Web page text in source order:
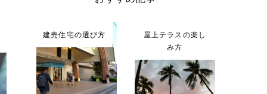
建売住宅の選び方
屋上テラスの楽し
み方